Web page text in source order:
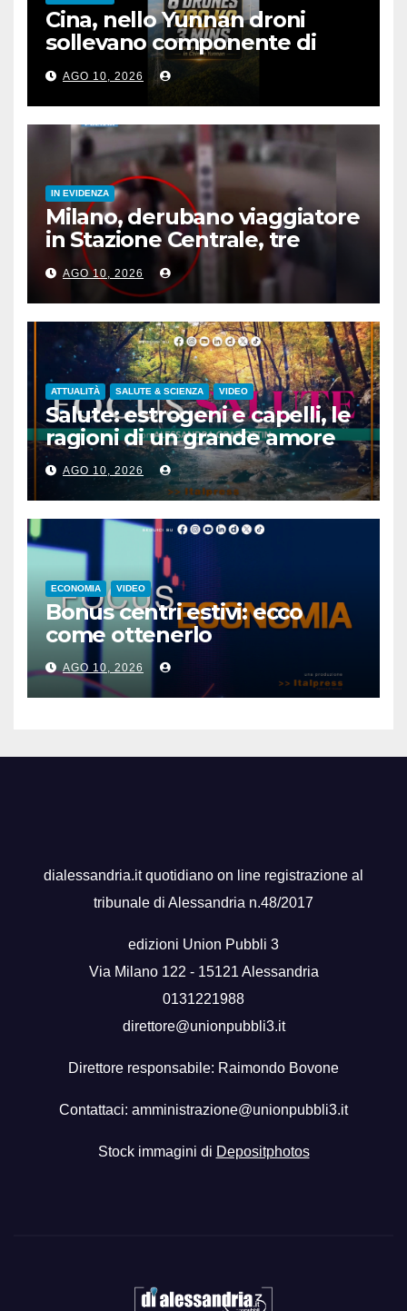
Cina, nello Yunnan droni
sollevano componente di
rete elettrica da 780 kg
AGO 10, 2026
IN EVIDENZA
Milano, derubano viaggiatore
in Stazione Centrale, tre
arresti
AGO 10, 2026
ATTUALITÀ SALUTE & SCIENZA VIDEO
Salute: estrogeni e capelli, le
ragioni di un grande amore
AGO 10, 2026
ECONOMIA VIDEO
Bonus centri estivi: ecco
come ottenerlo
AGO 10, 2026
dialessandria.it quotidiano on line registrazione al
tribunale di Alessandria n.48/2017
edizioni Union Pubbli 3
Via Milano 122 - 15121 Alessandria
0131221988
direttore@unionpubbli3.it
Direttore responsabile: Raimondo Bovone
Contattaci: amministrazione@unionpubbli3.it
Stock immagini di Depositphotos